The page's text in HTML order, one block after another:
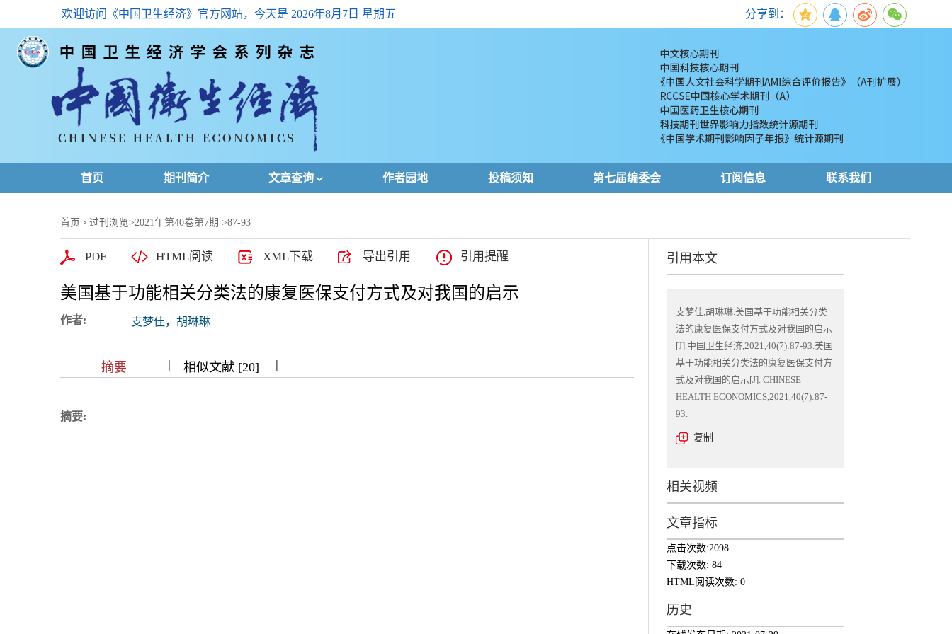
欢迎访问《中国卫生经济》官方网站，今天是 2026年8月7日 星期五 分享到：
首页 期刊简介 文章查询
高级查询
下载排名
作者园地 投稿须知 第七届编委会 订阅信息 联系我们
首页 > 过刊浏览>2021年第40卷第7期 >87-93
PDF HTML阅读 XML下载 导出引用 引用提醒
美国基于功能相关分类法的康复医保支付方式及对我国的启示
作者: 支梦佳，胡琳琳
摘要 |||| 相似文献 [20] |||
摘要:
引用本文
支梦佳,胡琳琳.美国基于功能相关分类
法的康复医保支付方式及对我国的启示
[J].中国卫生经济,2021,40(7):87-93.美国
基于功能相关分类法的康复医保支付方
式及对我国的启示[J]. CHINESE
HEALTH ECONOMICS,2021,40(7):87-
93.
复制
相关视频
文章指标
点击次数:2098
下载次数: 84
HTML阅读次数: 0
历史